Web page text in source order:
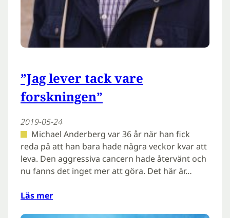
”Jag lever tack vare
forskningen”
2019-05-24
Michael Anderberg var 36 år när han fick
reda på att han bara hade några veckor kvar att
leva. Den aggressiva cancern hade återvänt och
nu fanns det inget mer att göra. Det här är…
Läs mer